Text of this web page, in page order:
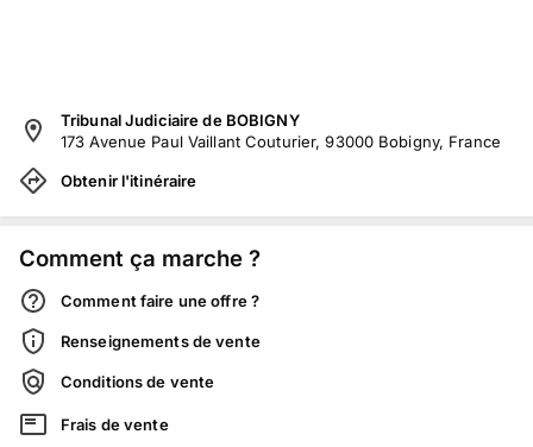
Tribunal Judiciaire de BOBIGNY
173 Avenue Paul Vaillant Couturier, 93000 Bobigny, France
Obtenir l'itinéraire
Comment ça marche ?
Comment faire une offre ?
Renseignements de vente
Conditions de vente
Frais de vente